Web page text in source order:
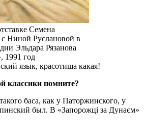
Семена
Ниной Руслановой в
Эльдара Рязанова
1991 год
язык, красотища какая!
классики помните?
баса, как у Паторжинского, у
был. В «Запорожці за Дунаєм»